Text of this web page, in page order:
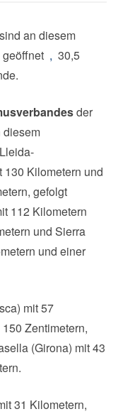
sind an diesem
, 30,5
der
diesem
130 Kilometern und
gefolgt
112 Kilometern
und Sierra
und einer
mit 57
Zentimetern,
(Girona) mit 43
31 Kilometern,